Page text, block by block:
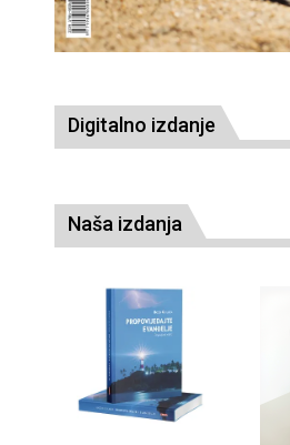
Digitalno izdanje
Naša izdanja